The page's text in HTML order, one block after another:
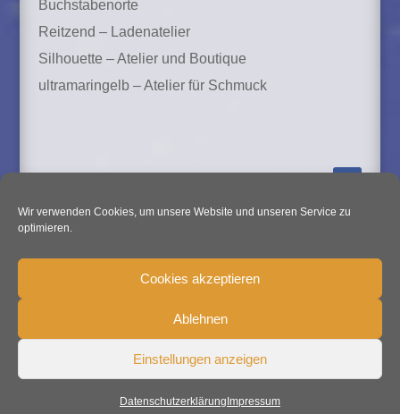
Wir verwenden Cookies, um unsere Website und unseren Service zu
optimieren.
Cookies akzeptieren
Ablehnen
Einstellungen anzeigen
Datenschutzerklärung Impressum
Buchstabenorte
Reitzend – Ladenatelier
Silhouette – Atelier und Boutique
ultramaringelb – Atelier für Schmuck
© 2026 Kunsthof Dresden